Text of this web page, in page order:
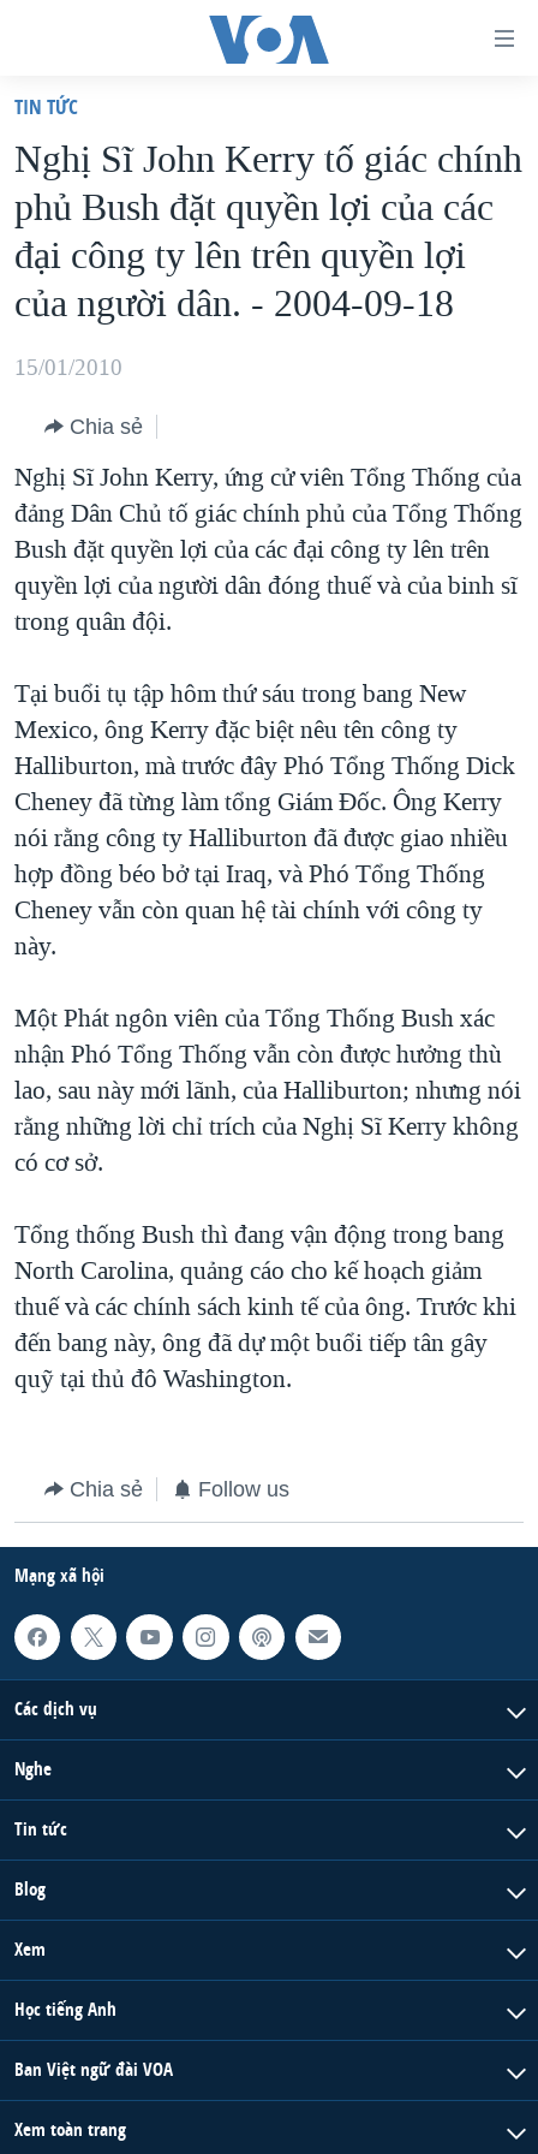
truy
cập
Tới
nội
dung
chính
Tới
hướng
chính
Đi
tới
"Tìm"
VIỆT NAM
HOA KỲ
BIỂN ĐÔNG
THẾ GIỚI
MỤC
TỰ DO BÁO CHÍ
VẠCH TRẦN TIN GIẢ
NGƯỜI VIỆT HẢI NGOẠI
KHOA HỌC
SỨC KHOẺ
VĂN HOÁ
THỂ THAO
GIÁO DỤC
CHUYÊN ĐỀ
CHIẾN TRANH THƯƠNG MẠI CỦA MỸ: QUÁ KHỨ VÀ HIỆN
TẠI
HÀNH TRÌNH BẦU CỬ 2024
MỘT NĂM CHIẾN TRANH TẠI DẢI GAZA
NGÀY TỊ NẠN THẾ GIỚI
TRỊNH VĨNH BÌNH - NGƯỜI HẠ 'BÊN THẮNG CUỘC'
GROUND ZERO – XƯA VÀ NAY
CHI PHÍ CHIẾN TRANH AFGHANISTAN
CÁC GIÁ TRỊ CỘNG HÒA Ở VIỆT NAM
NGƯ DÂN VIỆT VÀ LÀN SÓNG TRỘM HẢI SÂM
BÊN KIA QUỐC LỘ: TIẾNG VỌNG TỪ NÔNG THÔN MỸ
QUAN HỆ VIỆT MỸ
HỌC TIẾNG ANH
VIDEO
NGHE
Ngôn ngữ khác
TIN TỨC
Nghị Sĩ John Kerry tố giác chính
phủ Bush đặt quyền lợi của các
đại công ty lên trên quyền lợi
của người dân. - 2004-09-18
15/01/2010
Chia sẻ
Nghị Sĩ John Kerry, ứng cử viên Tổng Thống của
đảng Dân Chủ tố giác chính phủ của Tổng Thống
Bush đặt quyền lợi của các đại công ty lên trên
quyền lợi của người dân đóng thuế và của binh sĩ
trong quân đội.
Tại buổi tụ tập hôm thứ sáu trong bang New
Mexico, ông Kerry đặc biệt nêu tên công ty
Halliburton, mà trước đây Phó Tổng Thống Dick
Cheney đã từng làm tổng Giám Đốc. Ông Kerry
nói rằng công ty Halliburton đã được giao nhiều
hợp đồng béo bở tại Iraq, và Phó Tổng Thống
Cheney vẫn còn quan hệ tài chính với công ty
này.
Một Phát ngôn viên của Tổng Thống Bush xác
nhận Phó Tổng Thống vẫn còn được hưởng thù
lao, sau này mới lãnh, của Halliburton; nhưng nói
rằng những lời chỉ trích của Nghị Sĩ Kerry không
có cơ sở.
Tổng thống Bush thì đang vận động trong bang
North Carolina, quảng cáo cho kế hoạch giảm
thuế và các chính sách kinh tế của ông. Trước khi
đến bang này, ông đã dự một buổi tiếp tân gây
quỹ tại thủ đô Washington.
Chia sẻ Follow us
Mạng xã hội
Các dịch vụ
Nghe
Tin tức
Blog
Xem
Học tiếng Anh
Ban Việt ngữ đài VOA
Xem toàn trang